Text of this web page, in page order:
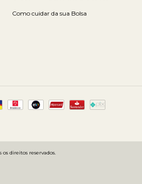
Como cuidar da sua Bolsa
os direitos reservados.